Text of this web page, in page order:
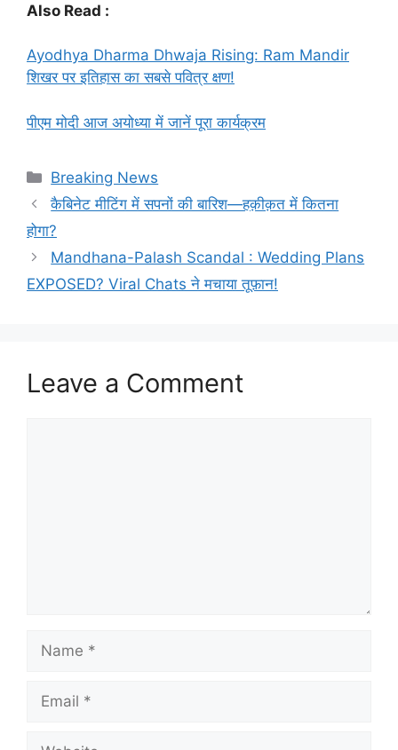
Also Read :
Ayodhya Dharma Dhwaja Rising: Ram Mandir
शिखर पर इतिहास का सबसे पवित्र क्षण!
पीएम मोदी आज अयोध्या में जानें पूरा कार्यक्रम
Categories
Breaking News
कैबिनेट मीटिंग में सपनों की बारिश—हक़ीक़त में कितना
होगा?
Mandhana-Palash Scandal : Wedding Plans
EXPOSED? Viral Chats ने मचाया तूफ़ान!
Leave a Comment